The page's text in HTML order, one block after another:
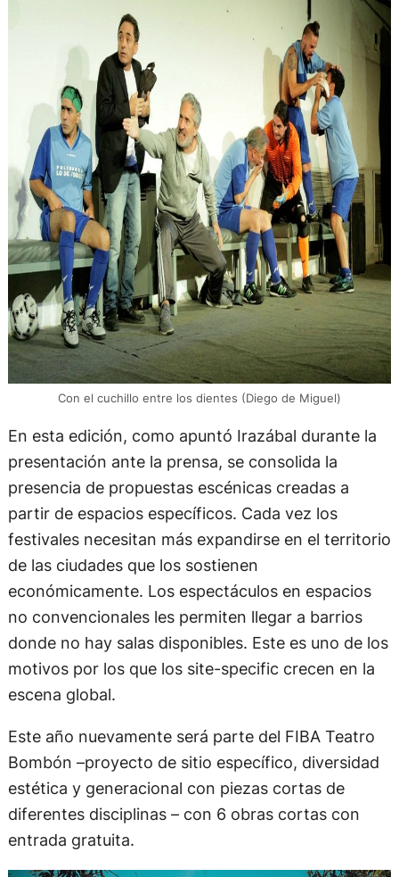
Con el cuchillo entre los dientes (Diego de Miguel)
En esta edición, como apuntó Irazábal durante la
presentación ante la prensa, se consolida la
presencia de propuestas escénicas creadas a
partir de espacios específicos. Cada vez los
festivales necesitan más expandirse en el territorio
de las ciudades que los sostienen
económicamente. Los espectáculos en espacios
no convencionales les permiten llegar a barrios
donde no hay salas disponibles. Este es uno de los
motivos por los que los site-specific crecen en la
escena global.
Este año nuevamente será parte del FIBA Teatro
Bombón –proyecto de sitio específico, diversidad
estética y generacional con piezas cortas de
diferentes disciplinas – con 6 obras cortas con
entrada gratuita.